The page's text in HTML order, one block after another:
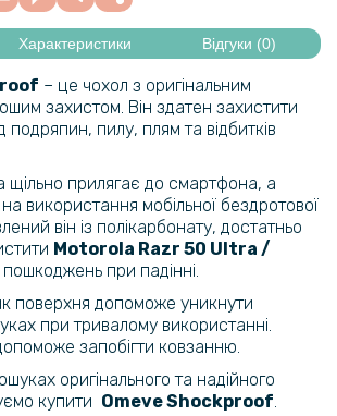
339 грн
399 грн
Full Screen для Motorola Razr 50 Ultra /
219 грн
CD Pattern на задню камеру для Motorola
2024
199 грн
плівка Hydrogel Film для Motorola Razr 50
Характеристики Відгуки (0)
– це чохол з оригінальним
захистом. Він здатен захистити
пилу, плям та відбитків
щільно прилягає до смартфона, а
використання мобільної бездротової
він із полікарбонату, достатньо
Motorola Razr 50 Ultra /
пошкоджень при падінні.
поверхня допоможе уникнути
при тривалому використанні.
запобігти ковзанню.
оригінального та надійного
купити Omeve Shockproof.